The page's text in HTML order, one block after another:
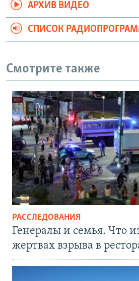
АРХИВ ВИДЕО
СПИСОК
Смотрите также
РАССЛЕДОВАНИЯ
Генералы и семья. Что
жертвах взрыва в